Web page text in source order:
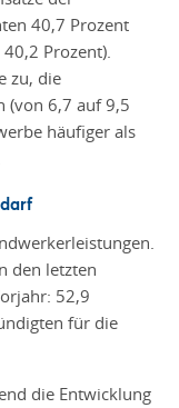
40,7 Prozent
Prozent).
zu, die
(von 6,7 auf 9,5
häufiger als
den letzten
52,9
für die
die Entwicklung